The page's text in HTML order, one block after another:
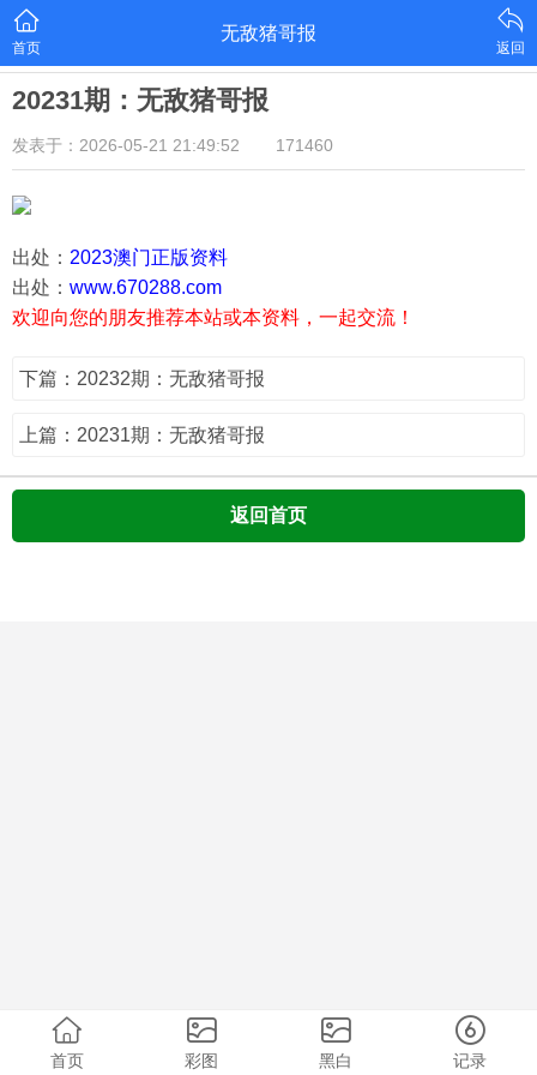
首页
无敌猪哥报
返回
20231期：无敌猪哥报
发表于：2026-05-21 21:49:52 171460
出处： 2023澳门正版资料
出处： www.670288.com
欢迎向您的朋友推荐本站或本资料，一起交流！
下篇：20232期：无敌猪哥报
上篇：20231期：无敌猪哥报
返回首页
首页 彩图 黑白 记录